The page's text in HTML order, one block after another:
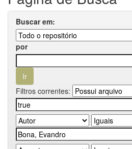
Buscar em:
por
Filtros correntes: